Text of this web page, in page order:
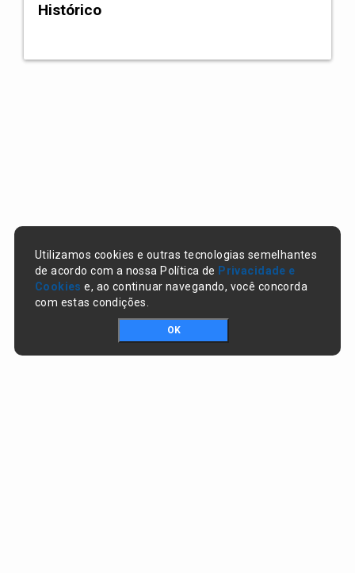
Histórico
Utilizamos cookies e outras tecnologias semelhantes
de acordo com a nossa Política de Privacidade e
Cookies e, ao continuar navegando, você concorda
com estas condições.
OK